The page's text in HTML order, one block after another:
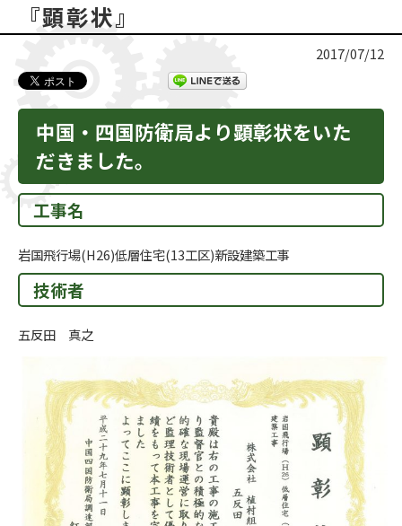
『顕彰状』
2017/07/12
中国・四国防衛局より顕彰状をいた
だきました。
工事名
岩国飛行場(H26)低層住宅(13工区)新設建築工事
技術者
五反田 真之